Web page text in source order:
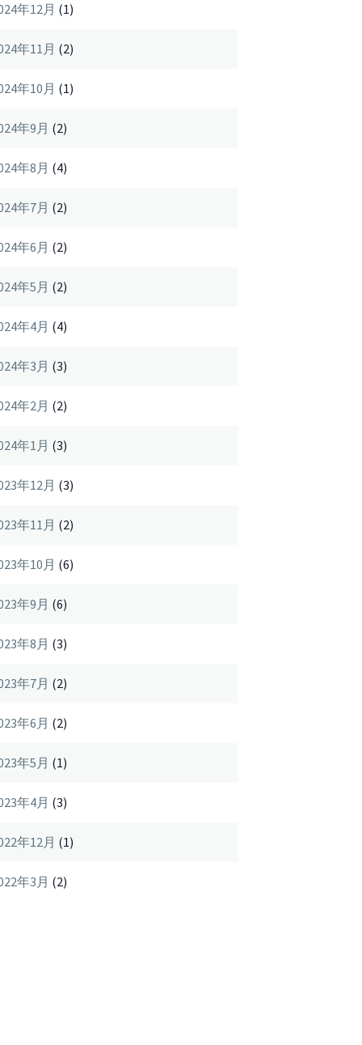
年12月 (1)
年11月 (2)
年10月 (1)
年9月 (2)
年8月 (4)
年7月 (2)
年6月 (2)
年5月 (2)
年4月 (4)
年3月 (3)
年2月 (2)
年1月 (3)
年12月 (3)
年11月 (2)
年10月 (6)
年9月 (6)
年8月 (3)
年7月 (2)
年6月 (2)
年5月 (1)
年4月 (3)
年12月 (1)
年3月 (2)